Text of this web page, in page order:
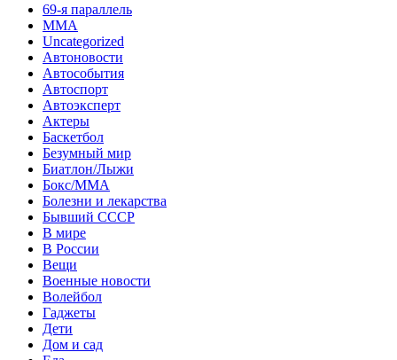
69-я параллель
MMA
Uncategorized
Автоновости
Автособытия
Автоспорт
Автоэксперт
Актеры
Баскетбол
Безумный мир
Биатлон/Лыжи
Бокс/MMA
Болезни и лекарства
Бывший СССР
В мире
В России
Вещи
Военные новости
Волейбол
Гаджеты
Дети
Дом и сад